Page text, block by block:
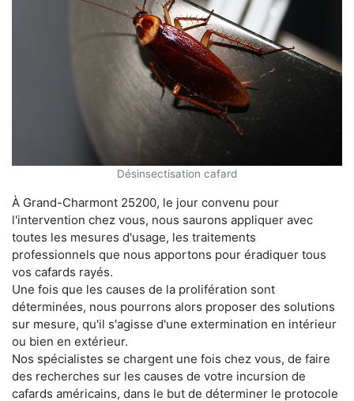
Désinsectisation cafard
À Grand-Charmont 25200, le jour convenu pour
l'intervention chez vous, nous saurons appliquer avec
toutes les mesures d'usage, les traitements
professionnels que nous apportons pour éradiquer tous
vos cafards rayés.
Une fois que les causes de la prolifération sont
déterminées, nous pourrons alors proposer des solutions
sur mesure, qu'il s'agisse d'une extermination en intérieur
ou bien en extérieur.
Nos spécialistes se chargent une fois chez vous, de faire
des recherches sur les causes de votre incursion de
cafards américains, dans le but de déterminer le protocole